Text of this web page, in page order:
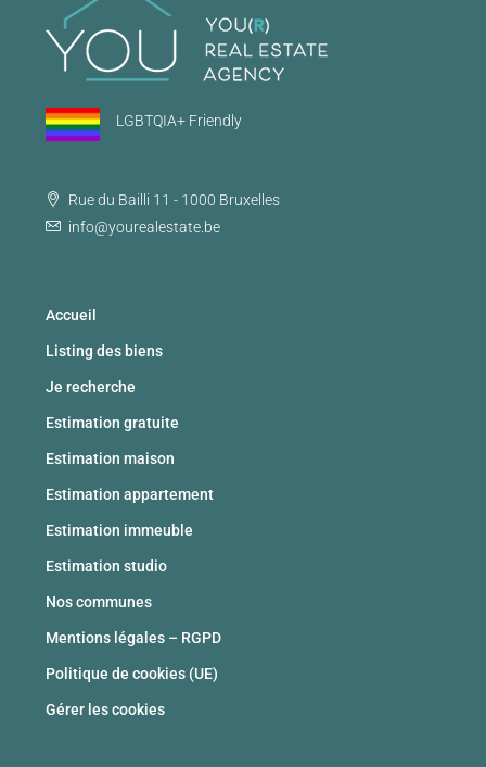
LGBTQIA+ Friendly
Rue du Bailli 11 - 1000 Bruxelles
info@yourealestate.be
Accueil
Listing des biens
Je recherche
Estimation gratuite
Estimation maison
Estimation appartement
Estimation immeuble
Estimation studio
Nos communes
Mentions légales – RGPD
Politique de cookies (UE)
Gérer les cookies